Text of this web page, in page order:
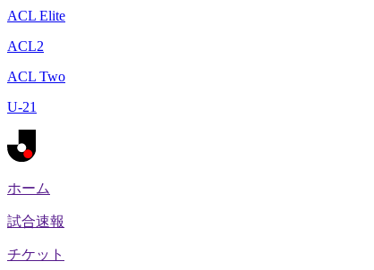
ACL Elite
ACL2
ACL Two
U-21
ホーム
試合速報
チケット